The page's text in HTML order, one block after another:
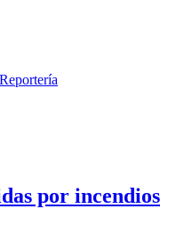
por incendios